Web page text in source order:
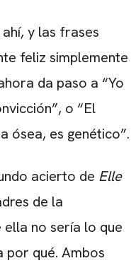
y las frases
feliz simplemente
da paso a “Yo
o “El
ósea, es genético”.
acierto de Elle
de la
no sería lo que
por qué. Ambos